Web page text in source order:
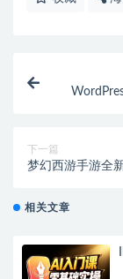
下一篇
梦幻西游手游全
相关文章